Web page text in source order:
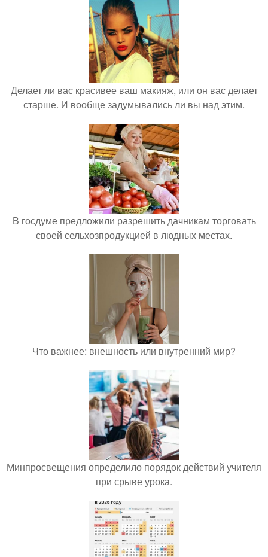
Делает ли вас красивее ваш макияж, или он вас делает
старше. И вообще задумывались ли вы над этим.
В госдуме предложили разрешить дачникам торговать
своей сельхозпродукцией в людных местах.
Что важнее: внешность или внутренний мир?
Минпросвещения определило порядок действий учителя
при срыве урока.